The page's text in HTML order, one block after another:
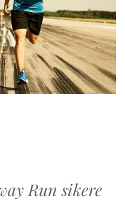
Run sikere